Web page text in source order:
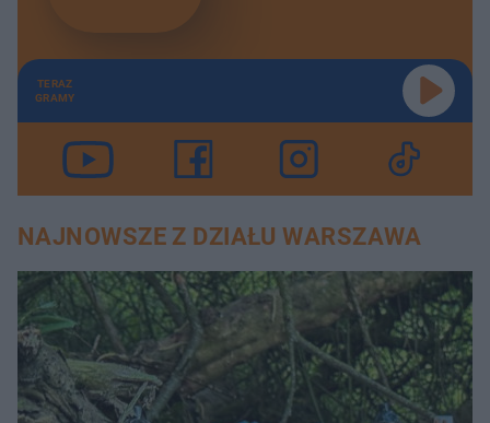
TERAZ
GRAMY
NAJNOWSZE Z DZIAŁU WARSZAWA